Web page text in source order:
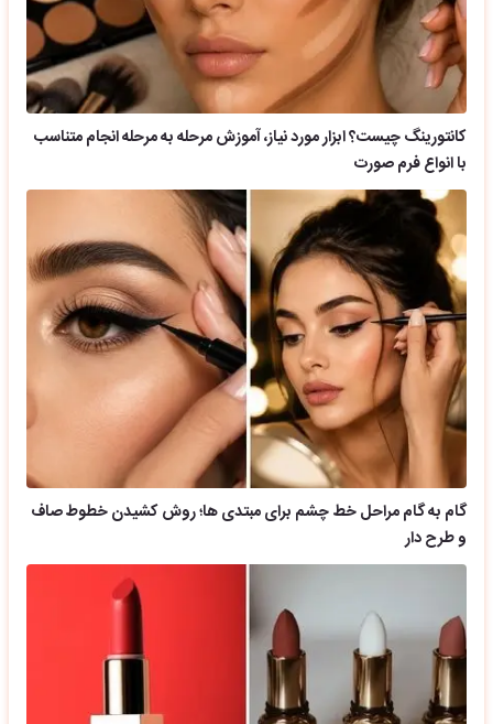
کانتورینگ چیست؟ ابزار مورد نیاز، آموزش مرحله به مرحله انجام متناسب
با انواع فرم صورت
گام به گام مراحل خط چشم برای مبتدی ها؛ روش کشیدن خطوط صاف
و طرح دار